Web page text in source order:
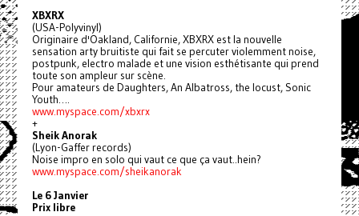
XBXRX
(USA-Polyvinyl)
Originaire d'Oakland, Californie, XBXRX est la nouvelle
sensation arty bruitiste qui fait se percuter violemment noise,
postpunk, electro malade et une vision esthétisante qui prend
toute son ampleur sur scène.
Pour amateurs de Daughters, An Albatross, the locust, Sonic
Youth….
www.myspace.com/xbxrx
+
Sheik Anorak
(Lyon-Gaffer records)
Noise impro en solo qui vaut ce que ça vaut..hein?
www.myspace.com/sheikanorak
Le 6 Janvier
Prix libre